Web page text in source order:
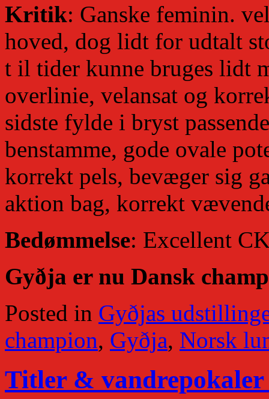
Kritik: Ganske feminin.
hoved, dog lidt for udtalt
t il tider kunne bruges lidt
overlinie, velansat og
sidste fylde i bryst
benstamme, gode ovale
korrekt pels, bevæger sig
aktion bag, korrekt
Bedømmelse: Excellent
Gyðja er nu Dansk
Posted in Gyðjas
champion, Gyðja, Norsk
Titler & vandrepokaler